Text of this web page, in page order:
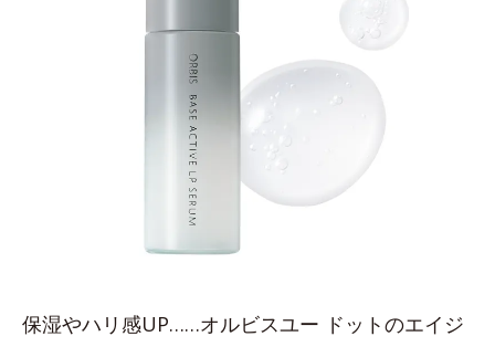
保湿やハリ感UP……オルビスユー ドットのエイジ